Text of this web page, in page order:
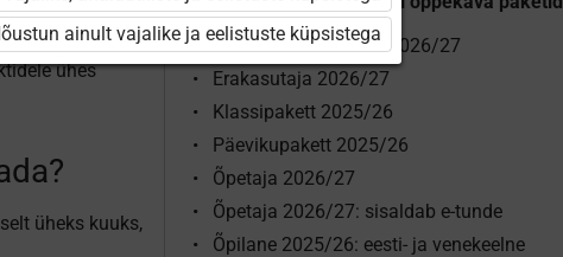
kes
ühes
üheks kuuks,
Algklassid ja eelkool 2026/27
Erakasutaja 2026/27
Klassipakett 2025/26
Päevikupakett 2025/26
Õpetaja 2026/27
Õpetaja 2026/27: sisaldab e-tunde
Õpilane 2025/26: eesti- ja venekeelne
ainult vajalike ja eelistuste küpsistega